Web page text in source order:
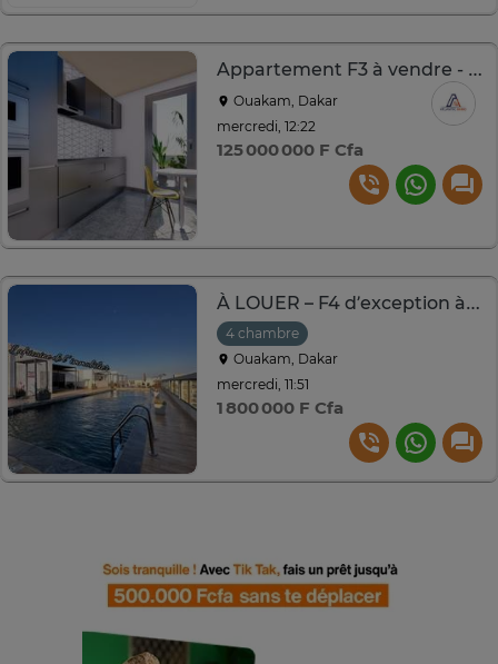
Appartement F3 à vendre - Résidence Seradi
Ouakam, Dakar
mercredi, 12:22
125 000 000 F Cfa
À LOUER – F4 d’exception à Cité Africa – Vue sur mer
4 chambre
Ouakam, Dakar
mercredi, 11:51
1 800 000 F Cfa